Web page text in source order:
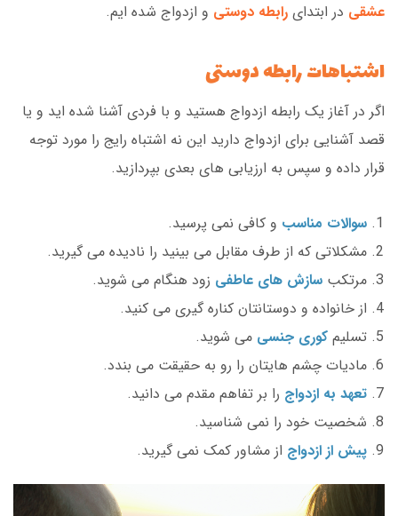
عشقی در ابتدای رابطه دوستی و ازدواج شده ایم.
اشتباهات رابطه دوستی
اگر در آغاز یک رابطه ازدواج هستید و با فردی آشنا شده اید و یا
قصد آشنایی برای ازدواج دارید این نه اشتباه رایج را مورد توجه
قرار داده و سپس به ارزیابی های بعدی بپردازید.
سوالات مناسب و کافی نمی پرسید.
مشکلاتی که از طرف مقابل می بینید را نادیده می گیرید.
مرتکب سازش های عاطفی زود هنگام می شوید.
از خانواده و دوستانتان کناره گیری می کنید.
تسلیم کوری جنسی می شوید.
مادیات چشم هایتان را رو به حقیقت می بندد.
تعهد به ازدواج را بر تفاهم مقدم می دانید.
شخصیت خود را نمی شناسید.
پیش از ازدواج از مشاور کمک نمی گیرید.